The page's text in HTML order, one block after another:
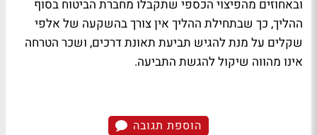
ובאחוזים מהפיצוי הכספי שתקבלו מחברת הביטוח בסוף
ההליך, כך שבתחילת ההליך אין צורך בהשקעה של אלפי
שקלים על מנת להגיש תביעת תאונת דרכים, ושכר הטרחה
אינו מהווה שיקול להגשת התביעה.
הוספת תגובה